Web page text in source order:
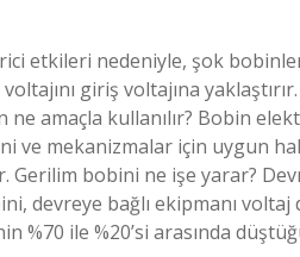
etkileri nedeniyle, şok
giriş voltajına
amaçla kullanılır? Bobin
ve mekanizmalar için uygun
Gerilim bobini ne işe yarar?
devreye bağlı ekipmanı
%70 ile %20’si arasında